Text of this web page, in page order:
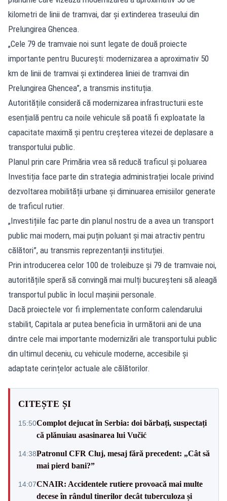
kilometri de linii de tramvai, dar și extinderea traseului din
Prelungirea Ghencea.
„Cele 79 de tramvaie noi sunt legate de două proiecte
importante pentru București: modernizarea a aproximativ 50
km de linii de tramvai și extinderea liniei de tramvai din
Prelungirea Ghencea”, a transmis instituția.
Autoritățile consideră că modernizarea infrastructurii este
esențială pentru ca noile vehicule să poată fi exploatate la
capacitate maximă și pentru creșterea vitezei de deplasare a
transportului public.
Planul prin care Primăria vrea să reducă traficul și poluarea
Investiția face parte din strategia administrației locale privind
dezvoltarea mobilității urbane și diminuarea emisiilor generate
de traficul rutier.
„Investițiile fac parte din planul nostru de a avea un transport
public mai modern, mai puțin poluant și mai atractiv pentru
călători”, au transmis reprezentanții instituției.
Prin introducerea celor 100 de troleibuze și 79 de tramvaie noi,
autoritățile speră să convingă mai mulți bucureșteni să aleagă
transportul public în locul mașinii personale.
Dacă proiectele vor fi implementate conform calendarului
stabilit, Capitala ar putea beneficia în următorii ani de una
dintre cele mai importante modernizări ale transportului public
din ultimul deceniu, cu vehicule moderne, accesibile și
adaptate cerințelor actuale ale călătorilor.
CITEȘTE ȘI
15:50Complot dejucat în Serbia: doi bărbați, suspectați
că plănuiau asasinarea lui Vučić
14:38Patronul CFR Cluj, mesaj fără precedent: „Cât să
mai pierd bani?”
14:07CNAIR: Accidentele rutiere provoacă mai multe
decese în rândul tinerilor decât tuberculoza și